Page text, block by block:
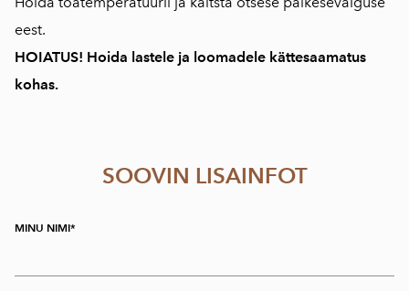
eest.
HOIATUS! Hoida lastele ja loomadele kättesaamatus
kohas.
SOOVIN LISAINFOT
MINU NIMI